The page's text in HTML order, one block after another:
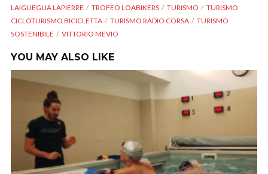
LAIGUEGLIA LAPIERRE
TROFEO LOABIKERS TURISMO
TURISMO
CICLOTURISMO BICICLETTA
TURISMO RADIO CORSA
TURISMO
SOSTENIBILE
VITTORIO MEVIO
YOU MAY ALSO LIKE